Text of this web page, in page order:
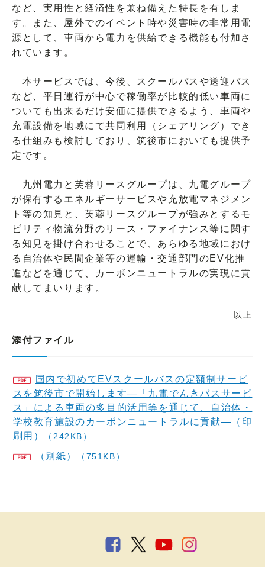
など、実用性と経済性を兼ね備えた特長を有しま
す。また、屋外でのイベント時や災害時の非常用電
源として、車両から電力を供給できる機能も付加さ
れています。
本サービスでは、今後、スクールバスや送迎バス
など、平日運行が中心で稼働率が比較的低い車両に
ついても出来るだけ安価に提供できるよう、車両や
充電設備を地域にて共同利用（シェアリング）でき
る仕組みも検討しており、筑後市においても提供予
定です。
九州電力と芙蓉リースグループは、九電グループ
が保有するエネルギーサービスや充放電マネジメン
ト等の知見と、芙蓉リースグループが強みとするモ
ビリティ物流分野のリース・ファイナンス等に関す
る知見を掛け合わせることで、あらゆる地域におけ
る自治体や民間企業等の運輸・交通部門のEV化推
進などを通じて、カーボンニュートラルの実現に貢
献してまいります。
以上
添付ファイル
国内で初めてEVスクールバスの定額制サービ
スを筑後市で開始します―「九電でんきバスサービ
ス」による車両の多目的活用等を通じて、自治体・
学校教育施設のカーボンニュートラルに貢献―（印
刷用）
（242KB）
（別紙） （751KB）